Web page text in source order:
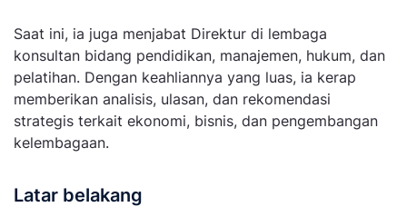
Saat ini, ia juga menjabat Direktur di lembaga
konsultan bidang pendidikan, manajemen, hukum, dan
pelatihan. Dengan keahliannya yang luas, ia kerap
memberikan analisis, ulasan, dan rekomendasi
strategis terkait ekonomi, bisnis, dan pengembangan
kelembagaan.
Latar belakang